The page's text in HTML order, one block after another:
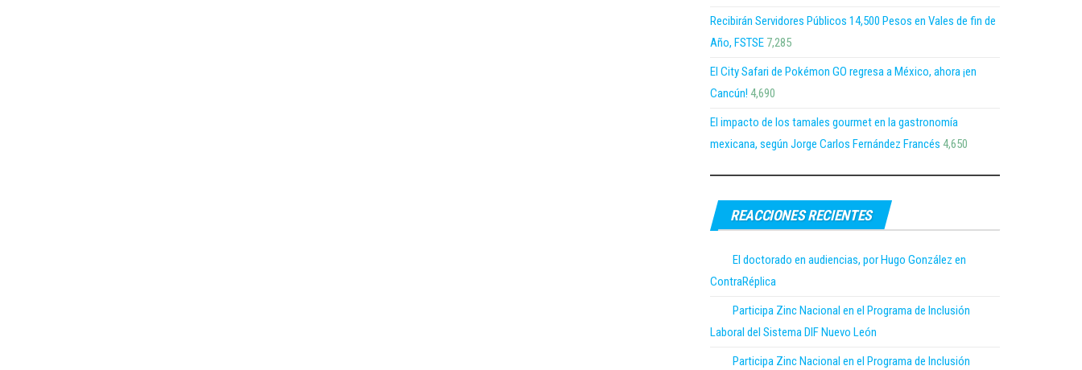
Recibirán Servidores Públicos 14,500 Pesos en Vales de fin de
Año, FSTSE 7,285
El City Safari de Pokémon GO regresa a México, ahora ¡en
Cancún! 4,690
El impacto de los tamales gourmet en la gastronomía
mexicana, según Jorge Carlos Fernández Francés 4,650
REACCIONES RECIENTES
El doctorado en audiencias, por Hugo González en
ContraRéplica
Participa Zinc Nacional en el Programa de Inclusión
Laboral del Sistema DIF Nuevo León
Participa Zinc Nacional en el Programa de Inclusión